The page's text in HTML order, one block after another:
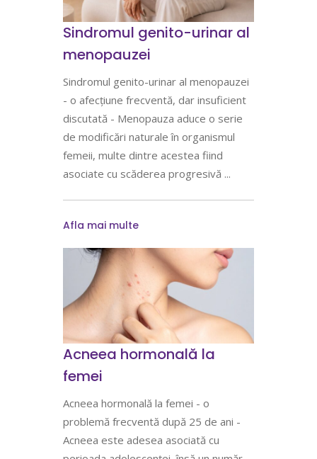
Sindromul genito-urinar al
menopauzei
Sindromul genito-urinar al menopauzei
- o afecțiune frecventă, dar insuficient
discutată - Menopauza aduce o serie
de modificări naturale în organismul
femeii, multe dintre acestea fiind
asociate cu scăderea progresivă
Afla mai multe
Acneea hormonală la
femei
Acneea hormonală la femei - o
problemă frecventă după 25 de ani -
Acneea este adesea asociată cu